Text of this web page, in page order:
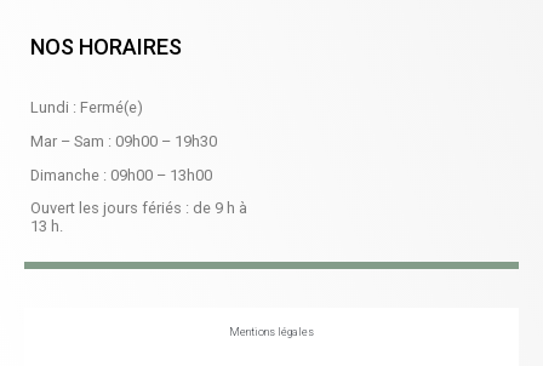
NOS HORAIRES
Lundi : Fermé(e)
Mar – Sam : 09h00 – 19h30
Dimanche : 09h00 – 13h00
Ouvert les jours fériés : de 9 h à
13 h.
Mentions légales